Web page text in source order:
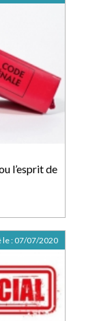
l’esprit de
le : 07/07/2020